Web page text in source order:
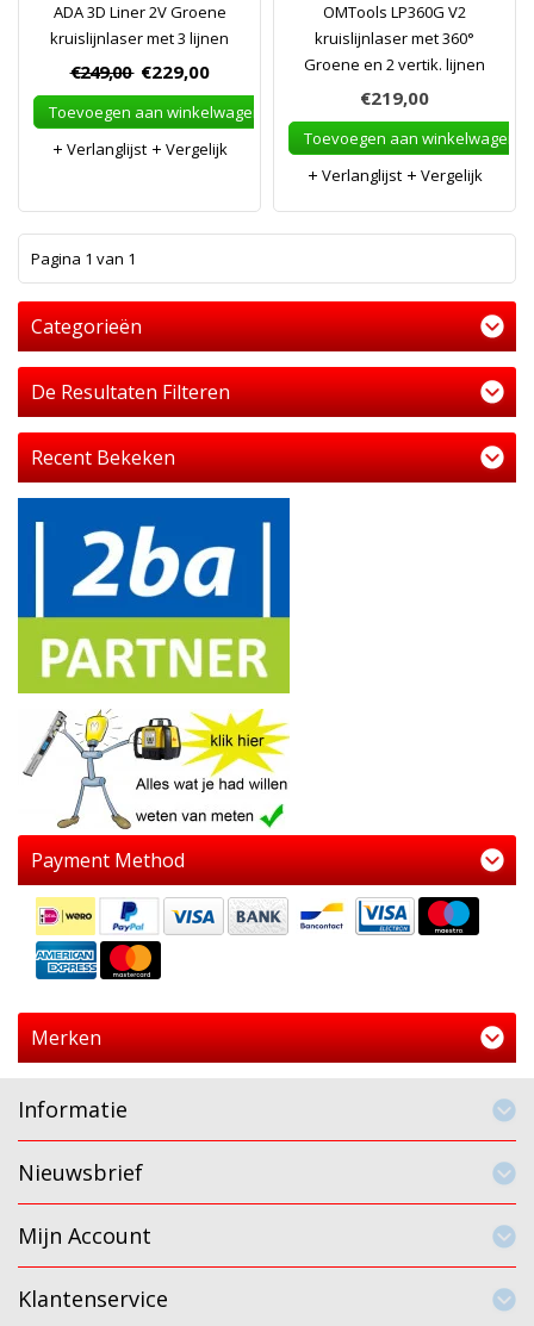
ADA 3D Liner 2V Groene
kruislijnlaser met 3 lijnen
€249,00 €229,00
Toevoegen aan winkelwagen
Verlanglijst
Vergelijk
OMTools LP360G V2
kruislijnlaser met 360°
Groene en 2 vertik. lijnen
€219,00
Toevoegen aan winkelwagen
Verlanglijst
Vergelijk
Pagina 1 van 1
Categorieën
De Resultaten Filteren
Recent Bekeken
Payment Method
Merken
Informatie
Nieuwsbrief
Mijn Account
Klantenservice